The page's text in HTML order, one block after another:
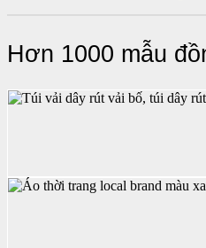
Hơn 1000 mẫu